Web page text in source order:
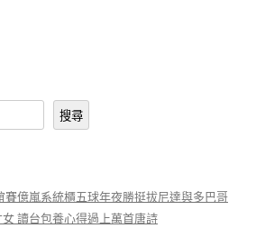
搜尋
賽億嵐系統櫃五球年夜勝挺拔尼達與多巴哥
讀台包養心得過上萬首唐詩